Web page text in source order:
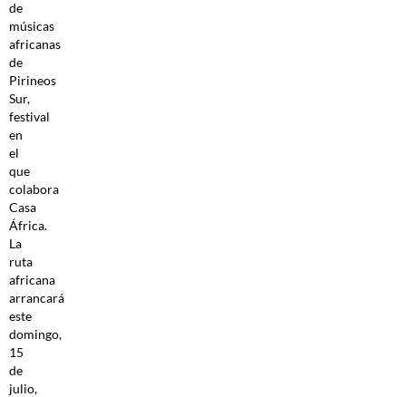
de
músicas
africanas
de
Pirineos
Sur,
festival
en
el
que
colabora
Casa
África.
La
ruta
africana
arrancará
este
domingo,
15
de
julio,